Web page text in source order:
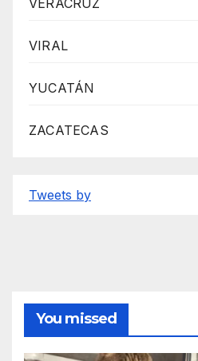
VERACRUZ
VIRAL
YUCATÁN
ZACATECAS
Tweets by
You missed